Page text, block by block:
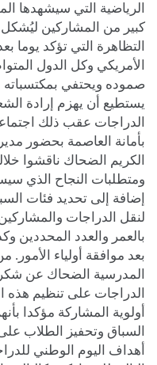
الرياضية التي سيشهدها
كبير من المشاركين ليُشكل
التظاهرة التي تؤكد يوما
الأمريكي وكل الدول
صموده ويحتفي بمكتسباته
يستطيع أن يهزم إرادة
الدراجات عقب ذلك
بأمانة العاصمة بحضور
الكريم الضحاك ناقشوا
ومتطلبات النجاح الذي
إضافة إلى تحديد فئات
لنقل الدراجات
بالعمر والعدد المحددين
بعد موافقة أولياء
المدرسية الضحاك عن
الدراجات على تنظيم هذه
أولوية المشاركة مؤكدا
السباق وتحفيز الطلاب
أهداف اليوم الوطني